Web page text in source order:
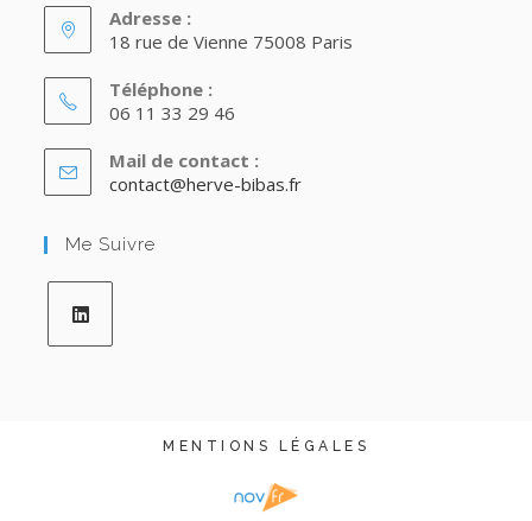
Adresse :
18 rue de Vienne 75008 Paris
Téléphone :
06 11 33 29 46
Mail de contact :
contact@herve-bibas.frOpens
Me Suivre
MENTIONS LÉGALES